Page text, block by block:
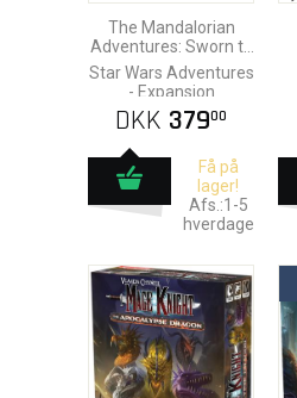
The Mandalorian
Adventures: Sworn to
the Creed
Star Wars Adventures
- Expansion
DKK 37900
Få på
lager!
Afs.:1-5
hverdage